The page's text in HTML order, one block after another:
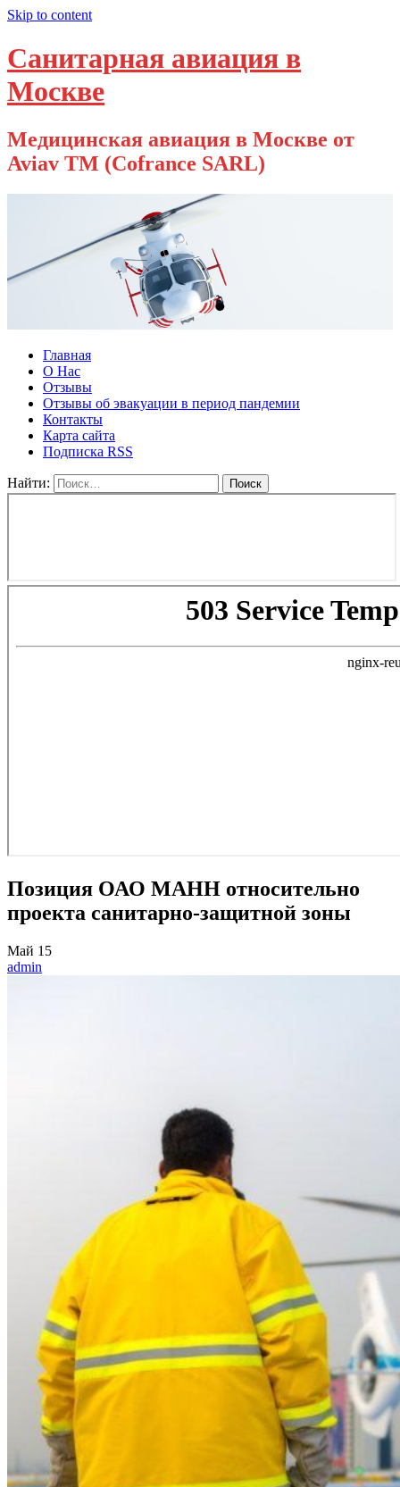
Skip to content
Санитарная авиация в
Москве
Медицинская авиация в Москве от
Aviav TM (Cofrance SARL)
Главная
О Нас
Отзывы
Отзывы об эвакуации в период пандемии
Контакты
Карта сайта
Подписка RSS
Найти:
Позиция ОАО МАНН относительно
проекта санитарно-защитной зоны
Май 15
admin